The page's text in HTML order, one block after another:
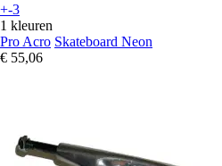
+-3
1 kleuren
Pro Acro Skateboard Neon
€ 55,06